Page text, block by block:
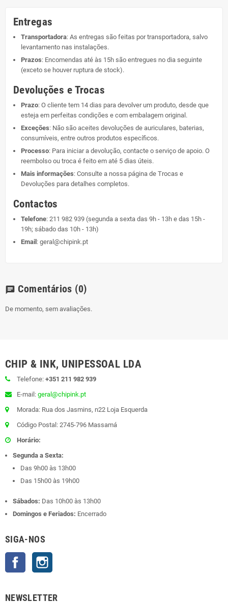
Entregas
Transportadora: As entregas são feitas por transportadora, salvo
levantamento nas instalações.
Prazos: Encomendas até às 15h são entregues no dia seguinte
(exceto se houver ruptura de stock).
Devoluções e Trocas
Prazo: O cliente tem 14 dias para devolver um produto, desde que
esteja em perfeitas condições e com embalagem original.
Exceções: Não são aceites devoluções de auriculares, baterias,
consumíveis, entre outros produtos específicos.
Processo: Para iniciar a devolução, contacte o serviço de apoio. O
reembolso ou troca é feito em até 5 dias úteis.
Mais informações: Consulte a nossa página de Trocas e
Devoluções para detalhes completos.
Contactos
Telefone: 211 982 939 (segunda a sexta das 9h - 13h e das 15h -
19h; sábado das 10h - 13h)
Email : geral@chipink.pt
chat Comentários (0)
De momento, sem avaliações.
CHIP & INK, UNIPESSOAL LDA
Telefone: +351 211 982 939
E-mail: geral@chipink.pt
Morada: Rua dos Jasmins, n22 Loja Esquerda
Código Postal: 2745-796 Massamá
Horário:
Segunda a Sexta:
Das 9h00 às 13h00
Das 15h00 às 19h00
Sábados: Das 10h00 às 13h00
Domingos e Feriados: Encerrado
SIGA-NOS
Facebook
NEWSLETTER